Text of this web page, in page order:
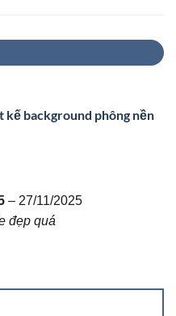
background phông nền
– 27/11/2025
đẹp quá